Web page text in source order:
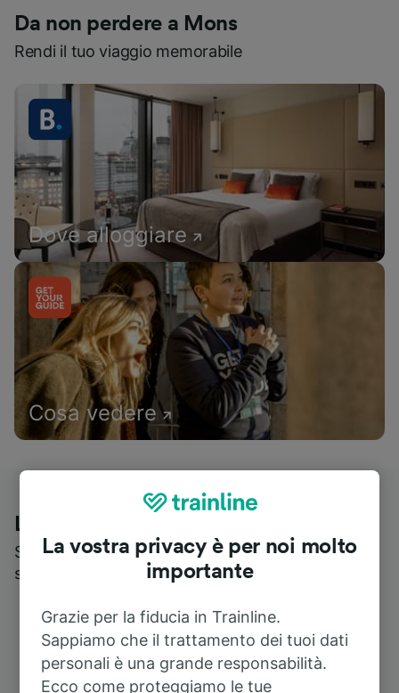
Da non perdere a Mons
Rendi il tuo viaggio memorabile
Dove alloggiare
Cosa vedere
Le recensioni dei nostri viaggiatori
Scopri cosa pensa realmente chi utilizza i nostri
servizi
La vostra privacy è per noi molto
importante
Grazie per la fiducia in Trainline.
Sappiamo che il trattamento dei tuoi dati
personali è una grande responsabilità.
Ecco come proteggiamo le tue